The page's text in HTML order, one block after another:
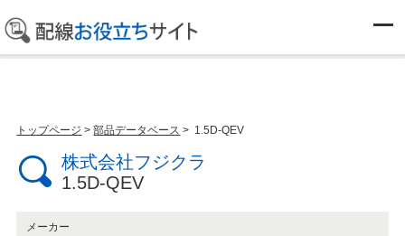
部品データベース
トップページ >部品データベース > 1.5D-QEV
株式会社フジクラ
1.5D-QEV
メーカー